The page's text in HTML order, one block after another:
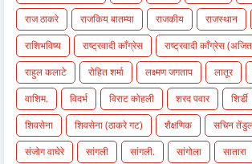
राज ठाकरे
राजकिय बातम्या राजकीय राजस्थान
राशिभविष्य
राष्ट्रवादी काँग्रेस
राष्ट्रवादी काँग्रेस
राहुल कलाटे
रोहित शर्मा लक्ष्मण जगताप लातूर
वाशिम.
विदर्भ विराट कोहली शरद पवार शिर्डी
शिवसेना
शिवसेना (ठाकरे गट) शैक्षणिक सचिन
संजोग वाघेरे
सांगली सांगली. सांगोला सातारा